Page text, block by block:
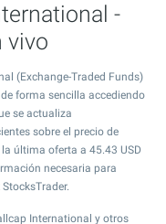
-
vivo
(Exchange-Traded Funds)
forma sencilla accediendo
se actualiza
sobre el precio de
la última oferta a 45.43 USD
necesaria para
International y otros